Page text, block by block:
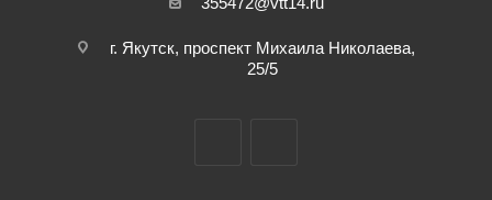
г. Якутск, проспект Михаила Николаева,
25/5